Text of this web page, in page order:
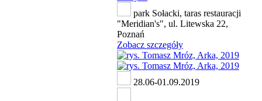
park Sołacki, taras restauracji
"Meridian's", ul. Litewska 22,
Poznań
Zobacz szczegóły
28.06-01.09.2019